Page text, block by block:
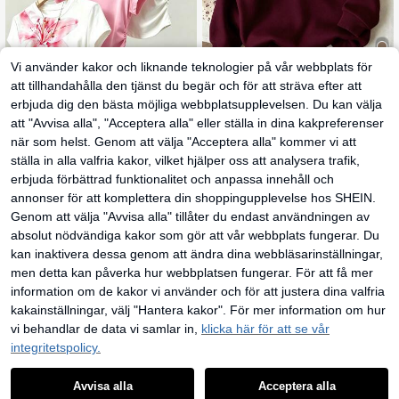
8
EU Warehouse SHEIN T-shirt för twe
en-flickor med markerad midja och
kort ärm, blind box 3-i-1, slumpmäs
sig leverans, rosa med stort liljemön
ster, vit och rosa, för utflykter, street
och vardag, basic och mångsidig, fö
r vår, sommar, höst och vinter, alla s
äsonger
79kr
Vintage strandstil avslappnad seme
sterblå sjöstjärna & hibiskusmönste
r, tweenflickor avslappnat mönster l
ångärmad huva tjock sweatshirt, lä
mplig för höst/vinter, semestervibba
r, Miami Girl, chill chill, höstoutfit
109kr
Vi använder kakor och liknande teknologier på vår webbplats för
att tillhandahålla den tjänst du begär och för att sträva efter att
erbjuda dig den bästa möjliga webbplatsupplevelsen. Du kan välja
att "Avvisa alla", "Acceptera alla" eller ställa in dina kakpreferenser
när som helst. Genom att välja "Acceptera alla" kommer vi att
ställa in alla valfria kakor, vilket hjälper oss att analysera trafik,
erbjuda förbättrad funktionalitet och anpassa innehåll och
annonser för att komplettera din shoppingupplevelse hos SHEIN.
Genom att välja "Avvisa alla" tillåter du endast användningen av
absolut nödvändiga kakor som gör att vår webbplats fungerar. Du
kan inaktivera dessa genom att ändra dina webbläsarinställningar,
men detta kan påverka hur webbplatsen fungerar. För att få mer
information om de kakor vi använder och för att justera dina valfria
kakainställningar, välj "Hantera kakor". För mer information om hur
vi behandlar de data vi samlar in, klicka här för att se vår
integritetspolicy.
Avvisa alla Acceptera alla